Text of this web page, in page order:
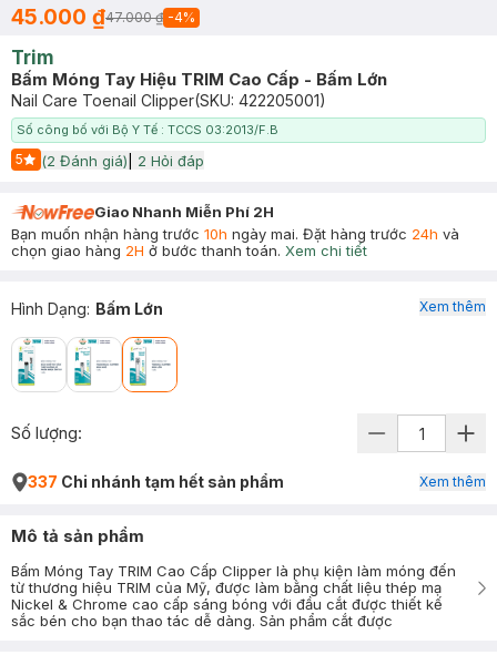
45.000 ₫47.000 ₫ -4%
Trim
Bấm Móng Tay Hiệu TRIM Cao Cấp - Bấm Lớn
Nail Care Toenail Clipper(SKU: 422205001)
Số công bố với Bộ Y Tế : TCCS 03:2013/F.B
5
Start Icon
(2 Đánh giá) 2 Hỏi đáp
Giao Nhanh Miễn Phí 2H
Bạn muốn nhận hàng trước 10h ngày mai. Đặt hàng trước 24h và
chọn giao hàng 2H ở bước thanh toán. Xem chi tiết
Hình Dạng: Bấm Lớn Xem thêm
Số lượng:
337 Chi nhánh tạm hết sản phẩm Xem thêm
Mô tả sản phẩm
Bấm Móng Tay TRIM Cao Cấp Clipper là phụ kiện làm móng đến
từ thương hiệu TRIM của Mỹ, được làm bằng chất liệu thép mạ
Nickel & Chrome cao cấp sáng bóng với đầu cắt được thiết kế
sắc bén cho bạn thao tác dễ dàng. Sản phẩm cắt được